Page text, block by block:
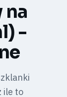
na
-
ile to